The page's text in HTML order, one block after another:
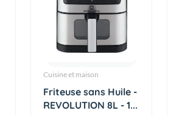
Cuisine et maison
Friteuse sans Huile -
REVOLUTION 8L - 1...